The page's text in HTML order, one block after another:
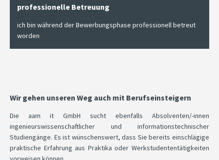
professionelle Betreuung
ich bin während der Bewerbungsphase professionell betreut
worden
Wir gehen unseren Weg auch mit Berufseinsteigern
Die aam it GmbH sucht ebenfalls Absolventen/-innen
ingenieurswissenschaftlicher und informationstechnischer
Studiengänge. Es ist wünschenswert, dass Sie bereits einschlägige
praktische Erfahrung aus Praktika oder Werkstudententätigkeiten